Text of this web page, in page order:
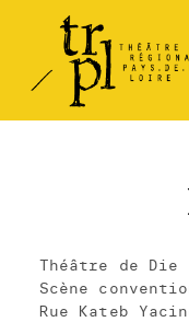
TRPL -
Théâtre
Régional
Théâtre de
Scène
Rue Kateb